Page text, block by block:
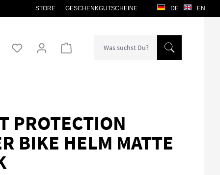
DE EN
STORE GESCHENKGUTSCHEINE
Warenkorb enthält 0 Positionen. Der
PROTECTION
BIKE HELM MATTE